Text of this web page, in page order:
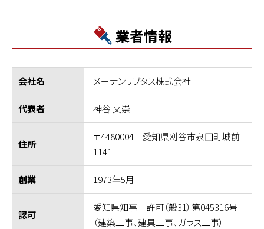
業者情報
会社名 メーナンリブタス株式会社
代表者 神谷 文崇
住所
〒4480004 愛知県刈谷市泉田町城前
1141
創業 1973年5月
認可
愛知県知事 許可（般31）第045316号
（建築工事、建具工事、ガラス工事）